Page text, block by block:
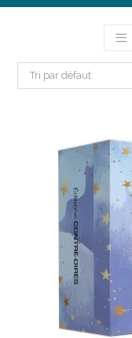
Tri par défaut